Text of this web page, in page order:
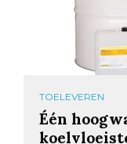
TOELEVEREN
Één